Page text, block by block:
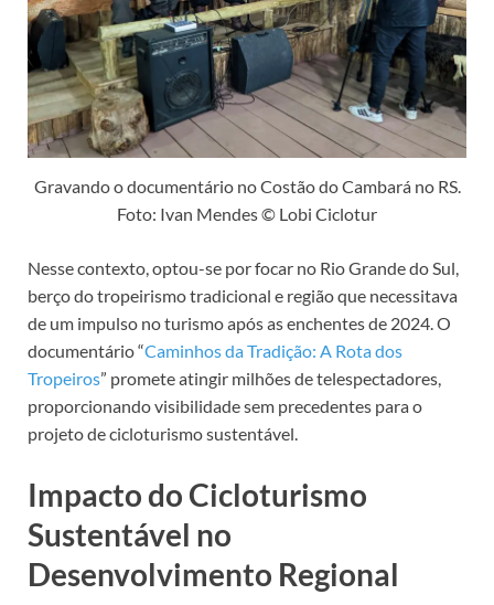
Gravando o documentário no Costão do Cambará no RS.
Foto: Ivan Mendes © Lobi Ciclotur
Nesse contexto, optou-se por focar no Rio Grande do Sul,
berço do tropeirismo tradicional e região que necessitava
de um impulso no turismo após as enchentes de 2024. O
documentário “Caminhos da Tradição: A Rota dos
Tropeiros” promete atingir milhões de telespectadores,
proporcionando visibilidade sem precedentes para o
projeto de cicloturismo sustentável.
Impacto do Cicloturismo
Sustentável no
Desenvolvimento Regional